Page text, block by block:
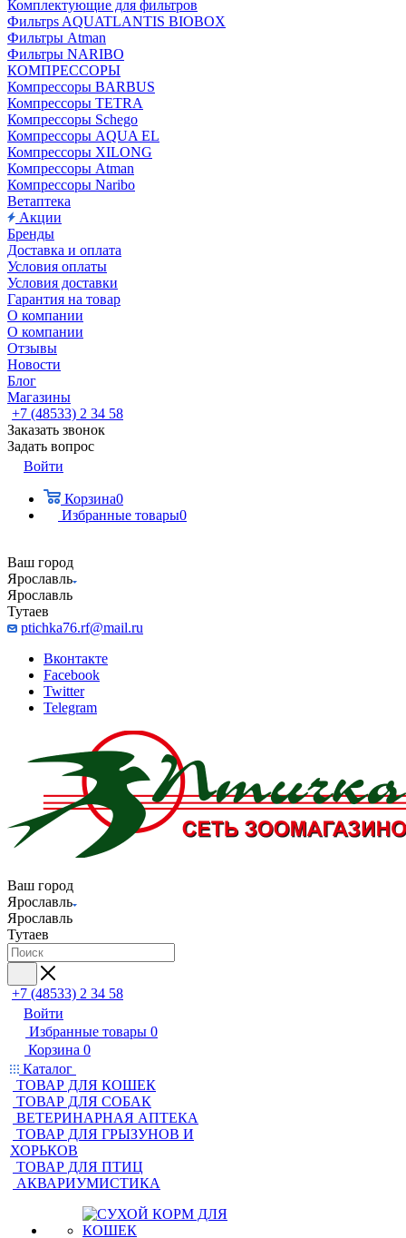
Комплектующие для фильтров
Фильтрs AQUATLANTIS BIOBOX
Фильтры Atman
Фильтры NARIBO
КОМПРЕССОРЫ
Компрессоры BARBUS
Компрессоры TETRA
Компрессоры Schego
Компрессоры AQUA EL
Компрессоры XILONG
Компрессоры Atman
Компрессоры Naribo
Ветаптека
Акции
Бренды
Доставка и оплата
Условия оплаты
Условия доставки
Гарантия на товар
О компании
О компании
Отзывы
Новости
Блог
Магазины
+7 (48533) 2 34 58
Заказать звонок
Задать вопрос
Войти
Корзина0
Избранные товары0
Ваш город
Ярославль
Ярославль
Тутаев
ptichka76.rf@mail.ru
Вконтакте
Facebook
Twitter
Telegram
Ваш город
Ярославль
Ярославль
Тутаев
+7 (48533) 2 34 58
Войти
Избранные товары 0
Корзина 0
Каталог
ТОВАР ДЛЯ КОШЕК
ТОВАР ДЛЯ СОБАК
ВЕТЕРИНАРНАЯ АПТЕКА
ТОВАР ДЛЯ ГРЫЗУНОВ И
ХОРЬКОВ
ТОВАР ДЛЯ ПТИЦ
АКВАРИУМИСТИКА